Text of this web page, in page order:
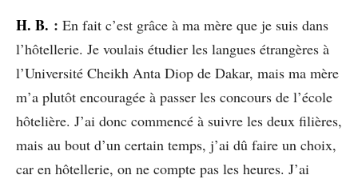
H. B. : En fait c’est grâce à ma mère que je suis dans
l’hôtellerie. Je voulais étudier les langues étrangères à
l’Université Cheikh Anta Diop de Dakar, mais ma mère
m’a plutôt encouragée à passer les concours de l’école
hôtelière. J’ai donc commencé à suivre les deux filières,
mais au bout d’un certain temps, j’ai dû faire un choix,
car en hôtellerie, on ne compte pas les heures. J’ai